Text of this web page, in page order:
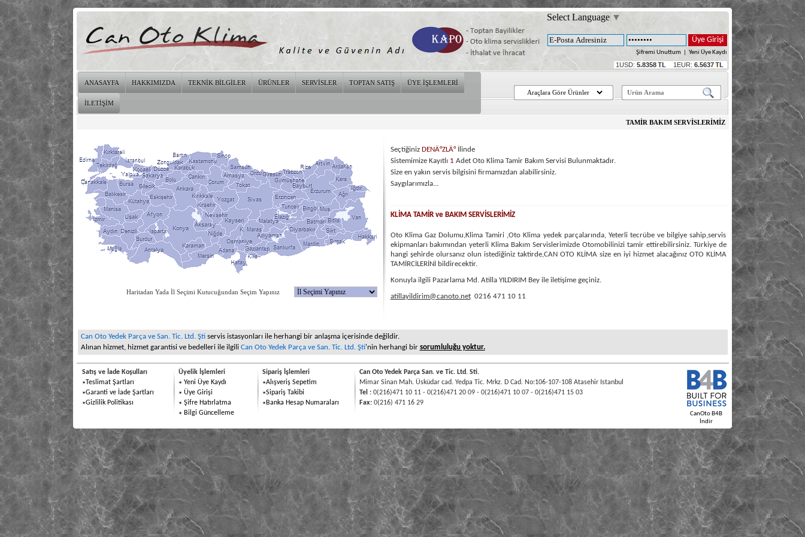
Select Language ▼
Şifremi Unuttum Yeni Üye Kaydı
1USD: 5.8358 1EUR: 6.5637
ANASAYFA HAKKIMIZDA TEKNİK BİLGİLER ÜRÜNLER SERVİSLER TOPTAN SATIŞ ÜYE İŞLEMLERİ
İLETİŞİM
TAMİR BAKIM SERVİSLERİMİZ
Haritadan Yada İl Seçimi Kutucuğundan Seçim Yapınız
Seçtiğiniz DENÄ°ZLÄ°İlinde
Sistemimize Kayıtlı 1 Adet Oto Klima Tamir Bakım Servisi Bulunmaktadır.
Size en yakın servis bilgisini firmamızdan alabilirsiniz.
Saygılarımızla...
KLİMA TAMİR ve BAKIM SERVİSLERİMİZ
Oto Klima Gaz Dolumu,Klima Tamiri ,Oto Klima yedek parçalarında, Yeterli tecrübe ve bilgiye sahip,servis
ekipmanları bakımından yeterli Klima Bakım Servislerimizde Otomobilinizi tamir ettirebilirsiniz. Türkiye de
hangi şehirde olursanız olun istediğiniz taktirde,CAN OTO KLİMA size en iyi hizmet alacağınız OTO KLİMA
TAMİRCİLERİNİ bildirecektir.
Konuyla ilgili Pazarlama Md. Atilla YILDIRIM Bey ile iletişime geçiniz.
atillayildirim@canoto.net0216 471 10 11
Can Oto Yedek Parça ve San. Tic. Ltd. Ştiservis istasyonları ile herhangi bir anlaşma içerisinde değildir.
Alınan hizmet, hizmet garantisi ve bedelleri ile ilgili Can Oto Yedek Parça ve San. Tic. Ltd. Şti'nin herhangi bir sorumluluğu yoktur.
Satış ve İade Koşulları
Teslimat Şartları
Garanti ve İade Şartları
Gizlilik Politikası
Üyelik İşlemleri
Yeni Üye Kaydı
Üye Girişi
Şifre Hatırlatma
Bilgi Güncelleme
Sipariş İşlemleri
Alışveriş Sepetim
Sipariş Takibi
Banka Hesap Numaraları
Can Oto Yedek Parça San. ve Tic. Ltd. Sti.
Mimar Sinan Mah. Üsküdar cad. Yedpa Tic. Mrkz. D Cad. No:106-107-108 Atasehir Istanbul
Tel :0(216)471 10 11 - 0(216)471 20 09 - 0(216)471 10 07 - 0(216)471 15 03
Fax:0(216) 471 16 29
CanOto B4B
İndir